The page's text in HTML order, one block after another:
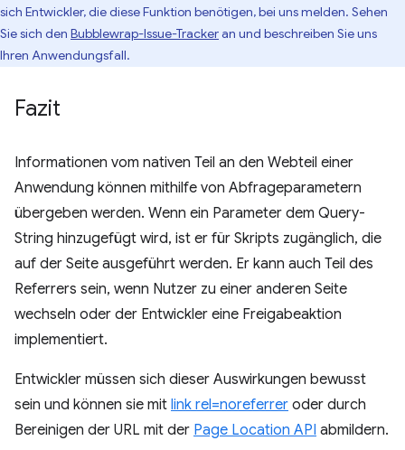
sich Entwickler, die diese Funktion benötigen, bei uns melden. Sehen
Sie sich den Bubblewrap-Issue-Trackeran und beschreiben Sie uns
Ihren Anwendungsfall.
Fazit
Informationen vom nativen Teil an den Webteil einer
Anwendung können mithilfe von Abfrageparametern
übergeben werden. Wenn ein Parameter dem Query-
String hinzugefügt wird, ist er für Skripts zugänglich, die
auf der Seite ausgeführt werden. Er kann auch Teil des
Referrers sein, wenn Nutzer zu einer anderen Seite
wechseln oder der Entwickler eine Freigabeaktion
implementiert.
Entwickler müssen sich dieser Auswirkungen bewusst
sein und können sie mit link rel=noreferrer oder durch
Bereinigen der URL mit der Page Location API abmildern.